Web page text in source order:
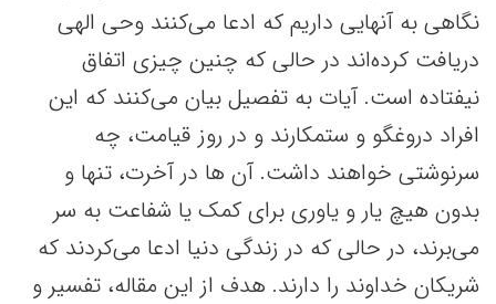
نگاهی به آنهایی داریم که ادعا می‌کنند وحی الهی
دریافت کرده‌اند در حالی که چنین چیزی اتفاق
نیفتاده است. آیات به تفصیل بیان می‌کنند که این
افراد دروغگو و ستمکارند و در روز قیامت، چه
سرنوشتی خواهند داشت. آن ها در آخرت، تنها و
بدون هیچ یار و یاوری برای کمک یا شفاعت به سر
می‌برند، در حالی که در زندگی دنیا ادعا می‌کردند که
شریکان خداوند را دارند. هدف از این مقاله، تفسیر و